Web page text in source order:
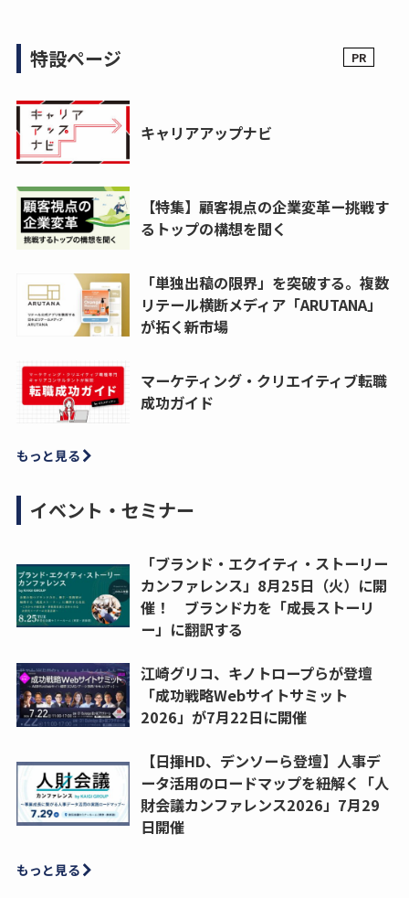
特設ページ
キャリアアップナビ
【特集】顧客視点の企業変革ー挑戦す
るトップの構想を聞く
「単独出稿の限界」を突破する。複数
リテール横断メディア「ARUTANA」
が拓く新市場
マーケティング・クリエイティブ転職
成功ガイド
もっと見る
イベント・セミナー
「ブランド・エクイティ・ストーリー
カンファレンス」8月25日（火）に開
催！ ブランド力を「成長ストーリ
ー」に翻訳する
江崎グリコ、キノトロープらが登壇
「成功戦略Webサイトサミット
2026」が7月22日に開催
【日揮HD、デンソーら登壇】人事デ
ータ活用のロードマップを紐解く「人
財会議カンファレンス2026」7月29
日開催
もっと見る